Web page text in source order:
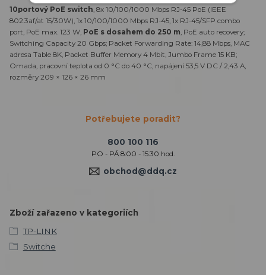
10portový PoE switch , 8x 10/100/1000 Mbps RJ-45 PoE (IEEE
802.3af/at 15/30W), 1x 10/100/1000 Mbps RJ-45, 1x RJ-45/SFP combo
port, PoE max. 123 W, PoE s dosahem do 250 m , PoE auto recovery;
Switching Capacity 20 Gbps; Packet Forwarding Rate: 14,88 Mbps, MAC
adresa Table 8K, Packet Buffer Memory 4 Mbit, Jumbo Frame 15 KB;
Omada, pracovní teplota od 0 °C do 40 °C, napájení 53,5 V DC / 2,43 A,
rozměry 209 × 126 × 26 mm
Potřebujete poradit?
800 100 116
PO - PÁ 8:00 - 15:30 hod.
obchod@ddq.cz
Zboží zařazeno v kategoriích
TP-LINK
Switche